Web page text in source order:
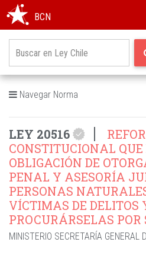
BCN
Navegar Norma
LEY 20516
CONSTITUCIONAL
OBLIGACIÓN DE
PENAL Y ASESORÍA
PERSONAS
VÍCTIMAS DE DELITOS
PROCURÁRSELAS
MINISTERIO SECRETARÍA GENERAL